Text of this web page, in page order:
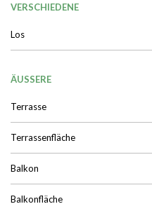
VERSCHIEDENE
Los
ÄUSSERE
Terrasse
Terrassenfläche
Balkon
Balkonfläche